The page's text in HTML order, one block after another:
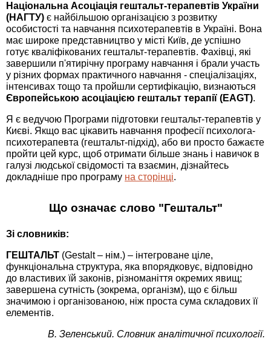
Національна Асоціація гештальт-терапевтів України
(НАГТУ) є найбільшою організацією з розвитку
особистості та навчання психотерапевтів в Україні. Вона
має широке представництво у місті Київ, де успішно
готує кваліфікованих гештальт-терапевтів. Фахівці, які
завершили п'ятирічну програму навчання і брали участь
у різних формах практичного навчання - спеціалізаціях,
інтенсивах тощо та пройшли сертифікацію, визнаються
Європейською асоціацією гештальт терапії (EAGT).
Я є ведучою Програми підготовки гештальт-терапевтів у
Києві. Якщо вас цікавить навчання професії психолога-
психотерапевта (гештальт-підхід), або ви просто бажаєте
пройти цей курс, щоб отримати більше знань і навичок в
галузі людської свідомості та взаємин, дізнайтесь
докладніше про програму на сторінці.
Що означає слово "Гештальт"
Зі словників:
ГЕШТАЛЬТ (Gestalt – нім.) – інтегроване ціле,
функціональна структура, яка впорядковує, відповідно
до властивих їй законів, різноманіття окремих явищ;
завершена сутність (зокрема, організм), що є більш
значимою і організованою, ніж проста сума складових її
елементів.
В. Зеленський. Словник аналітичної психології.